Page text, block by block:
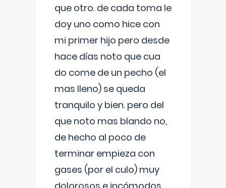
que otro. de cada toma le
doy uno como hice con
mi primer hijo pero desde
hace días noto que cua
do come de un pecho (el
mas lleno) se queda
tranquilo y bien. pero del
que noto mas blando no,
de hecho al poco de
terminar empieza con
gases (por el culo) muy